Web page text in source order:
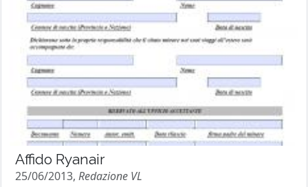
Affido Ryanair
25/06/2013, Redazione VL